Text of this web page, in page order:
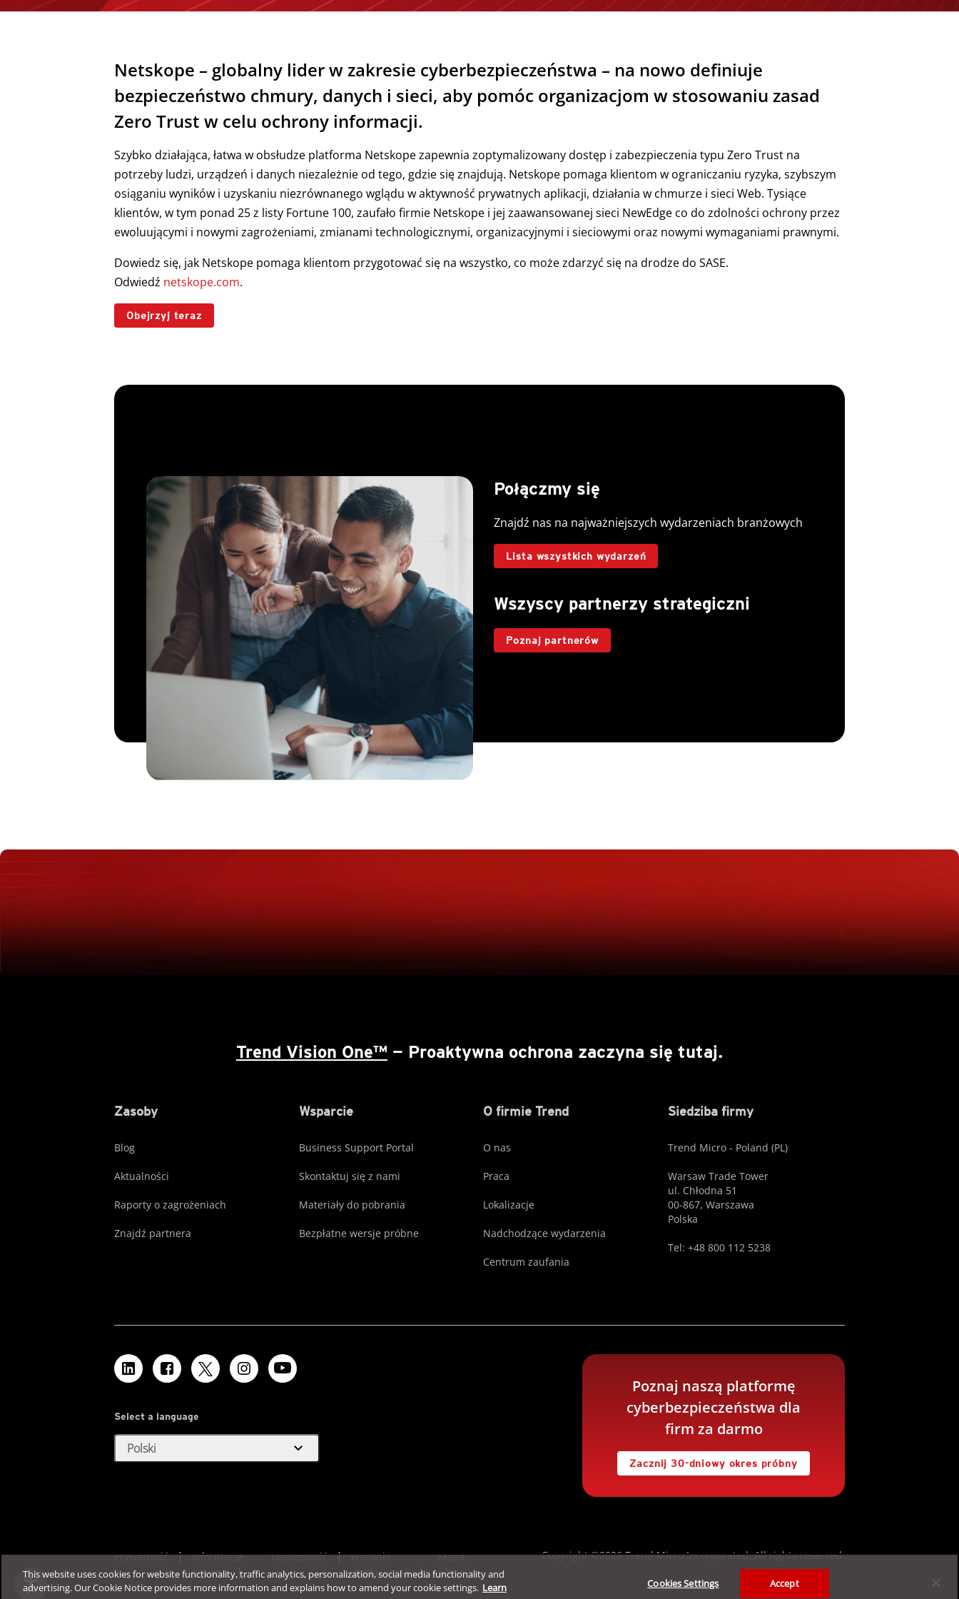
Netskope – globalny lider w zakresie cyberbezpieczeństwa – na nowo definiuje
bezpieczeństwo chmury, danych i sieci, aby pomóc organizacjom w stosowaniu zasad
Zero Trust w celu ochrony informacji.
Szybko działająca, łatwa w obsłudze platforma Netskope zapewnia zoptymalizowany dostęp i zabezpieczenia typu Zero Trust na
potrzeby ludzi, urządzeń i danych niezależnie od tego, gdzie się znajdują. Netskope pomaga klientom w ograniczaniu ryzyka, szybszym
osiąganiu wyników i uzyskaniu niezrównanego wglądu w aktywność prywatnych aplikacji, działania w chmurze i sieci Web. Tysiące
klientów, w tym ponad 25 z listy Fortune 100, zaufało firmie Netskope i jej zaawansowanej sieci NewEdge co do zdolności ochrony przez
ewoluującymi i nowymi zagrożeniami, zmianami technologicznymi, organizacyjnymi i sieciowymi oraz nowymi wymaganiami prawnymi.
Dowiedz się, jak Netskope pomaga klientom przygotować się na wszystko, co może zdarzyć się na drodze do SASE.
Odwiedź netskope.com.
Obejrzyj teraz
Połączmy się
Znajdź nas na najważniejszych wydarzeniach branżowych
Lista wszystkich wydarzeń
Wszyscy partnerzy strategiczni
Poznaj partnerów
Trend Vision One™ — Proaktywna ochrona zaczyna się tutaj.
Zasoby
Blog
Aktualności
Raporty o zagrożeniach
Znajdź partnera
Wsparcie
Business Support Portal
Skontaktuj się z nami
Materiały do pobrania
Bezpłatne wersje próbne
O firmie Trend
O nas
Praca
Lokalizacje
Nadchodzące wydarzenia
Centrum zaufania
Siedziba firmy
Trend Micro - Poland (PL)
Warsaw Trade Tower
ul. Chłodna 51
00-867, Warszawa
Polska
Tel: +48 800 112 5238
Select a language
Polski expand_more
Poznaj naszą platformę
cyberbezpieczeństwa dla
firm za darmo
Zacznij 30-dniowy okres próbny
Prywatność
Informacje
prawne
Dostępność
Warunki
użytkowania
Mapa
witryny
Copyright ©2026 Trend Micro Incorporated. All rights reserved.
This website uses cookies for website functionality, traffic analytics, personalization, social media functionality and
advertising. Our Cookie Notice provides more information and explains how to amend your cookie settings. Learn
Cookies Settings Accept